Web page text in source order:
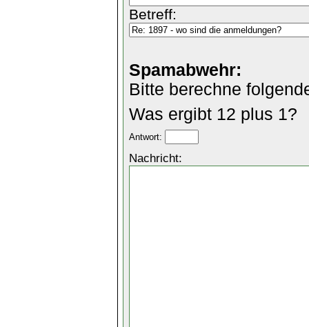
Betreff:
Spamabwehr:
Bitte berechne
Was ergibt 12 plus 1?
Antwort:
Nachricht: